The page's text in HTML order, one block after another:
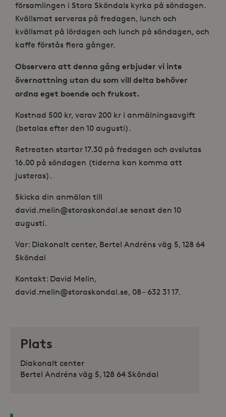
församlingen i Stora Sköndals kyrka på söndagen.
Kvällsmat serveras på fredagen, lunch och
kvällsmat på lördagen och lunch på söndagen, och
kaffe förstås flera gånger.
Observera att denna gång erbjuder vi inte
övernattning utan du som vill delta behöver
ordna eget boende och frukost.
Kostnad 500 kr, varav 200 kr i anmälningsavgift
(betalas efter den 10 augusti).
Retreaten startar 17.30 på fredagen och avslutas
16.00 på söndagen (tiderna kan komma att
justeras).
Skicka din anmälan till
david.melin@storaskondal.se senast den 10
augusti.
Var: Diakonalt center, Bertel Andréns väg 5, 128 64
Sköndal
Kontakt: David Melin,
david.melin@storaskondal.se, 08 – 632 31 17.
Plats
Diakonalt center
Bertel Andréns väg 5, 128 64 Sköndal